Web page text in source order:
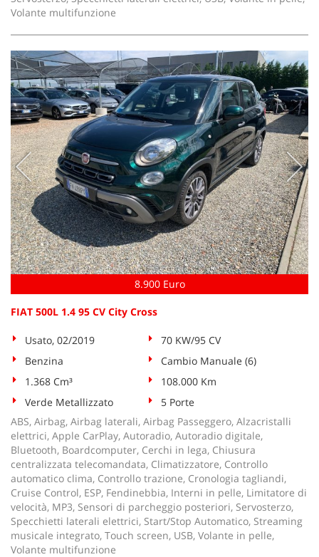
Volante multifunzione
8.900 Euro
FIAT 500L 1.4 95 CV City Cross
Usato, 02/2019
70 KW/95 CV
Benzina
Cambio Manuale (6)
1.368 Cm³
108.000 Km
Verde Metallizzato
5 Porte
ABS, Airbag, Airbag laterali, Airbag Passeggero, Alzacristalli
elettrici, Apple CarPlay, Autoradio, Autoradio digitale,
Bluetooth, Boardcomputer, Cerchi in lega, Chiusura
centralizzata telecomandata, Climatizzatore, Controllo
automatico clima, Controllo trazione, Cronologia tagliandi,
Cruise Control, ESP, Fendinebbia, Interni in pelle, Limitatore di
velocità, MP3, Sensori di parcheggio posteriori, Servosterzo,
Specchietti laterali elettrici, Start/Stop Automatico, Streaming
musicale integrato, Touch screen, USB, Volante in pelle,
Volante multifunzione